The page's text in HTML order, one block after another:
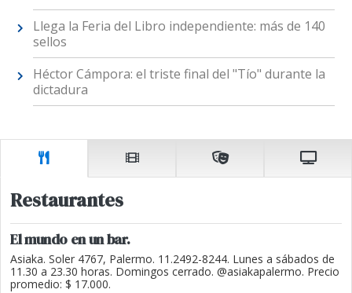
Llega la Feria del Libro independiente: más de 140
sellos
Héctor Cámpora: el triste final del "Tío" durante la
dictadura
Restaurantes
El mundo en un bar.
Asiaka. Soler 4767, Palermo. 11.2492-8244. Lunes a sábados de
11.30 a 23.30 horas. Domingos cerrado. @asiakapalermo. Precio
promedio: $ 17.000.